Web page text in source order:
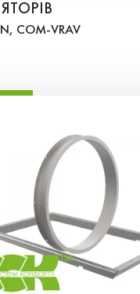
COM-VRAV